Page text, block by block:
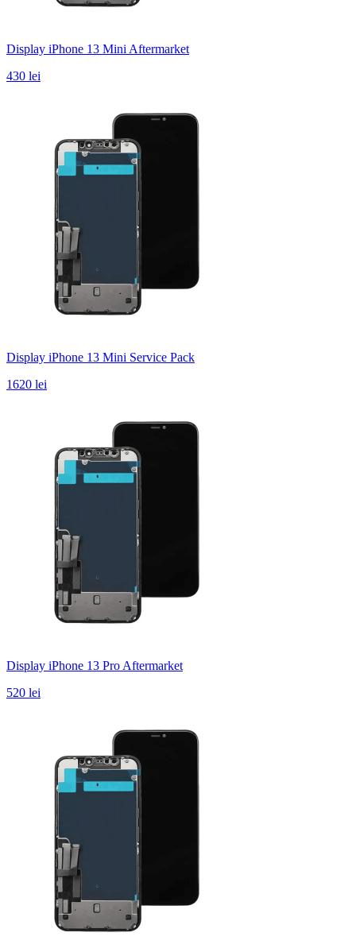
Display iPhone 13 Mini Aftermarket
430 lei
Display iPhone 13 Mini Service Pack
1620 lei
Display iPhone 13 Pro Aftermarket
520 lei